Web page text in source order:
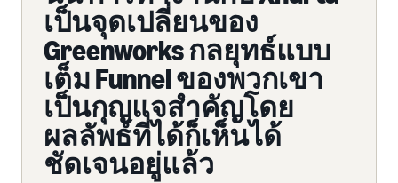
เป็นจุดเปลี่ยนของ
Greenworks กลยุทธ์แบบ
เต็ม Funnel ของพวกเขา
เป็นกุญแจสำคัญโดย
ผลลัพธ์ที่ได้ก็เห็นได้
ชัดเจนอยู่แล้ว